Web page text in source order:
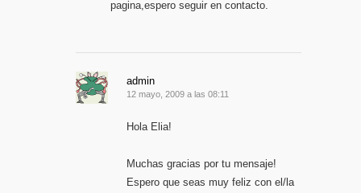
pagina,espero seguir en contacto.
admin
12 mayo, 2009 a las 08:11
Hola Elia!
Muchas gracias por tu mensaje!
Espero que seas muy feliz con el/la